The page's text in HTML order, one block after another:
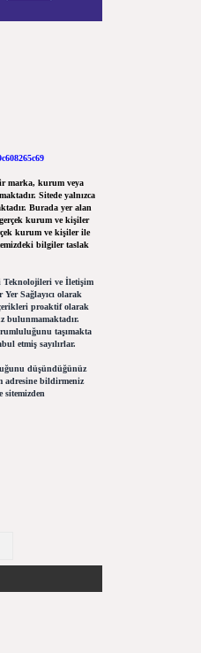
marka, kurum veya
Sitede yalnızca
Burada yer alan
kurum ve kişiler
kurum ve kişiler ile
bilgiler taslak
Teknolojileri ve İletişim
Sağlayıcı olarak
proaktif olarak
bulunmamaktadır.
taşımakta
etmiş sayılırlar.
düşündüğünüz
adresine bildirmeniz
sitemizden